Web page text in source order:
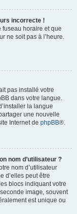
incorrecte !
fuseau horaire et que
ne soit pas à l’heure.
pas installé votre
dans votre langue.
la langue
une nouvelle
Internet de phpBB®.
nom d’utilisateur ?
nom d’utilisateur
d’elles peut être
blocs indiquant votre
image, souvent
est unique ou